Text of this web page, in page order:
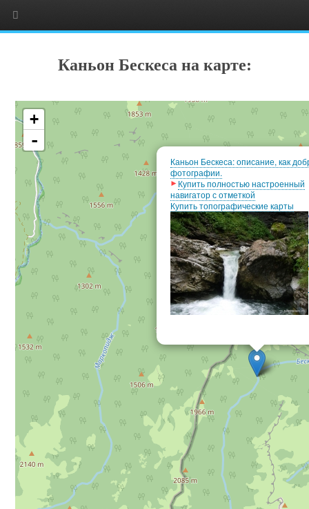
Каньон Бескеса на карте:
Каньон Бескеса: описание, как
фотографии.
Купить полностью настроенный
навигатор с отметкой
Купить топографические карты
+
-